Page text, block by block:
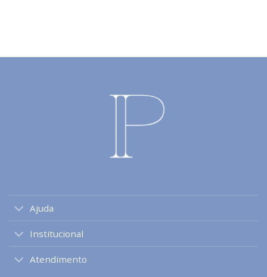
Ajuda
Institucional
Atendimento